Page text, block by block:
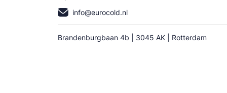
info@eurocold.nl
Brandenburgbaan 4b | 3045 AK | Rotterdam